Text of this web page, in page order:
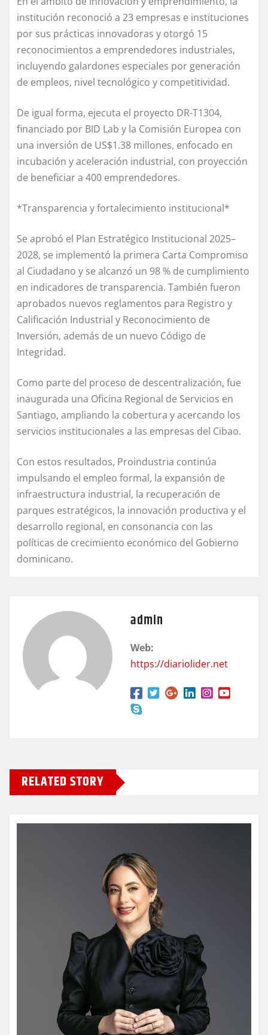
institución reconoció a 23 empresas e instituciones
por sus prácticas innovadoras y otorgó 15
reconocimientos a emprendedores industriales,
incluyendo galardones especiales por generación
de empleos, nivel tecnológico y competitividad.
De igual forma, ejecuta el proyecto DR-T1304,
financiado por BID Lab y la Comisión Europea con
una inversión de US$1.38 millones, enfocado en
incubación y aceleración industrial, con proyección
de beneficiar a 400 emprendedores.
*Transparencia y fortalecimiento institucional*
Se aprobó el Plan Estratégico Institucional 2025–
2028, se implementó la primera Carta Compromiso
al Ciudadano y se alcanzó un 98 % de cumplimiento
en indicadores de transparencia. También fueron
aprobados nuevos reglamentos para Registro y
Calificación Industrial y Reconocimiento de
Inversión, además de un nuevo Código de
Integridad.
Como parte del proceso de descentralización, fue
inaugurada una Oficina Regional de Servicios en
Santiago, ampliando la cobertura y acercando los
servicios institucionales a las empresas del Cibao.
Con estos resultados, Proindustria continúa
impulsando el empleo formal, la expansión de
infraestructura industrial, la recuperación de
parques estratégicos, la innovación productiva y el
desarrollo regional, en consonancia con las
políticas de crecimiento económico del Gobierno
dominicano.
admin
Web:
https://diariolider.net
RELATED STORY